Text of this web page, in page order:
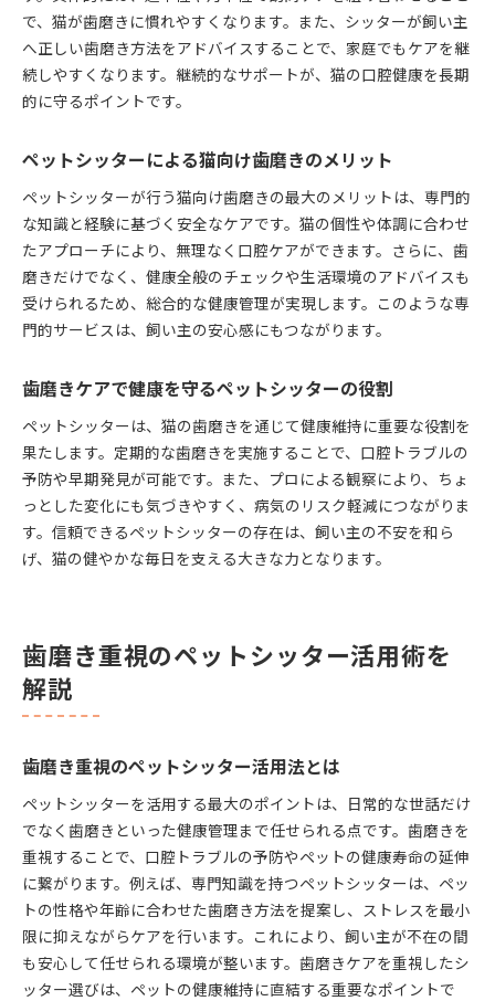
で、猫が歯磨きに慣れやすくなります。また、シッターが飼い主
へ正しい歯磨き方法をアドバイスすることで、家庭でもケアを継
続しやすくなります。継続的なサポートが、猫の口腔健康を長期
的に守るポイントです。
ペットシッターによる猫向け歯磨きのメリット
ペットシッターが行う猫向け歯磨きの最大のメリットは、専門的
な知識と経験に基づく安全なケアです。猫の個性や体調に合わせ
たアプローチにより、無理なく口腔ケアができます。さらに、歯
磨きだけでなく、健康全般のチェックや生活環境のアドバイスも
受けられるため、総合的な健康管理が実現します。このような専
門的サービスは、飼い主の安心感にもつながります。
歯磨きケアで健康を守るペットシッターの役割
ペットシッターは、猫の歯磨きを通じて健康維持に重要な役割を
果たします。定期的な歯磨きを実施することで、口腔トラブルの
予防や早期発見が可能です。また、プロによる観察により、ちょ
っとした変化にも気づきやすく、病気のリスク軽減につながりま
す。信頼できるペットシッターの存在は、飼い主の不安を和ら
げ、猫の健やかな毎日を支える大きな力となります。
歯磨き重視のペットシッター活用術を
解説
歯磨き重視のペットシッター活用法とは
ペットシッターを活用する最大のポイントは、日常的な世話だけ
でなく歯磨きといった健康管理まで任せられる点です。歯磨きを
重視することで、口腔トラブルの予防やペットの健康寿命の延伸
に繋がります。例えば、専門知識を持つペットシッターは、ペッ
トの性格や年齢に合わせた歯磨き方法を提案し、ストレスを最小
限に抑えながらケアを行います。これにより、飼い主が不在の間
も安心して任せられる環境が整います。歯磨きケアを重視したシ
ッター選びは、ペットの健康維持に直結する重要なポイントで